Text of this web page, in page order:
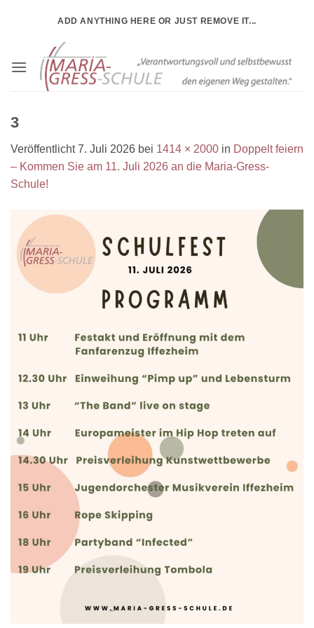
ADD ANYTHING HERE OR JUST REMOVE IT...
3
Veröffentlicht7. Juli 2026 bei 1414 × 2000 in Doppelt feiern
– Kommen Sie am 11. Juli 2026 an die Maria-Gress-
Schule!